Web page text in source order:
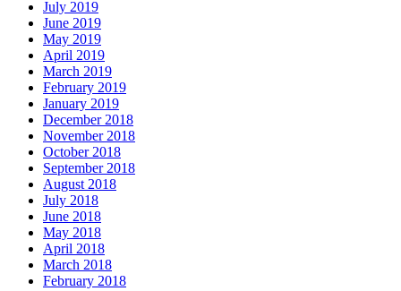
July 2019
June 2019
May 2019
April 2019
March 2019
February 2019
January 2019
December 2018
November 2018
October 2018
September 2018
August 2018
July 2018
June 2018
May 2018
April 2018
March 2018
February 2018